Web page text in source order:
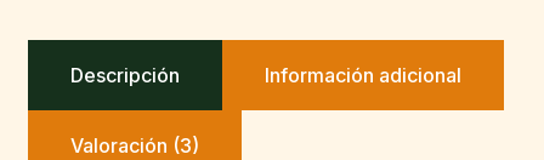
Descripción Información adicional
Valoración (3)